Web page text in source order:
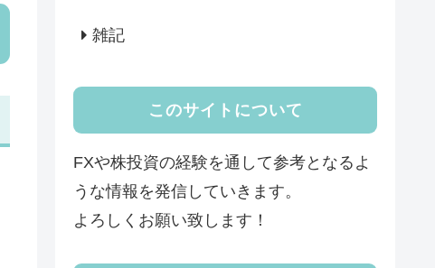
雑記
このサイトについて
FXや株投資の経験を通して参考となるよ
うな情報を発信していきます。
よろしくお願い致します！